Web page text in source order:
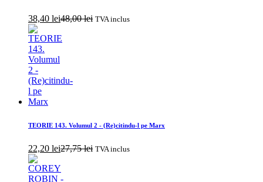
38,40 lei48,00lei TVA inclus
TEORIE 143. Volumul 2 - (Re)citindu-l pe Marx
22,20 lei27,75lei TVA inclus